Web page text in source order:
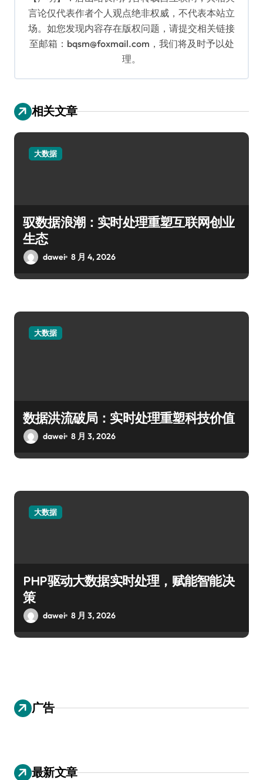
言论仅代表作者个人观点绝非权威，不代表本站立
场。如您发现内容存在版权问题，请提交相关链接
至邮箱：bqsm@foxmail.com，我们将及时予以处
理。
相关文章
大数据
驭数据浪潮：实时处理重塑互联网创业
生态
dawei 8 月 4, 2026
大数据
数据洪流破局：实时处理重塑科技价值
dawei 8 月 3, 2026
大数据
PHP驱动大数据实时处理，赋能智能决
策
dawei 8 月 3, 2026
广告
最新文章